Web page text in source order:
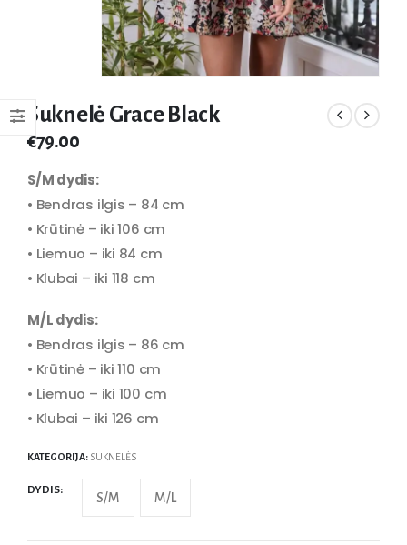
Suknelė Grace Black
€79.00
S/M dydis:
• Bendras ilgis – 84 cm
• Krūtinė – iki 106 cm
• Liemuo – iki 84 cm
• Klubai – iki 118 cm
M/L dydis:
• Bendras ilgis – 86 cm
• Krūtinė – iki 110 cm
• Liemuo – iki 100 cm
• Klubai – iki 126 cm
KATEGORIJA: SUKNELĖS
DYDIS
S/M M/L